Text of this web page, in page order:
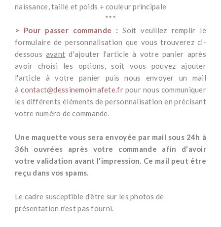
naissance, taille et poids + couleur principale
***
> Pour passer commande : Soit veuillez remplir le
formulaire de personnalisation que vous trouverez ci-
dessous avant d'ajouter l'article à votre panier après
avoir choisi les options, soit vous pouvez ajouter
l'article à votre panier puis nous envoyer un mail
àcontact@dessinemoimafete.fr pour nous communiquer
les différents éléments de personnalisation en précisant
votre numéro de commande.
Une maquette vous sera envoyée par mail sous 24h à
36h ouvrées après votre commande afin d'avoir
votre validation avant l'impression. Ce mail peut être
reçu dans vos spams.
Le cadre susceptible d'être sur les photos de
présentation n'est pas fourni.